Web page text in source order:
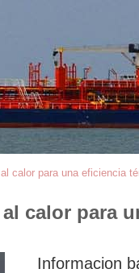
calor para una eficiencia
calor para
Informacion